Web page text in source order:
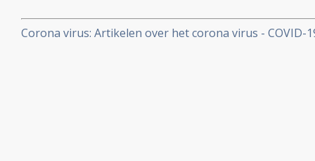
Corona virus: Artikelen over het corona virus - COVID-